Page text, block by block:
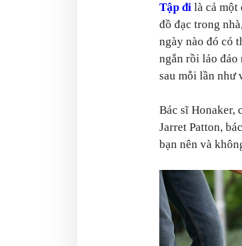
Tập đi là cả một
đồ đạc trong
ngày nào đó có
ngắn rồi lảo
sau mỗi lần như
Bác sĩ Honaker,
Jarret Patton,
bạn nên và